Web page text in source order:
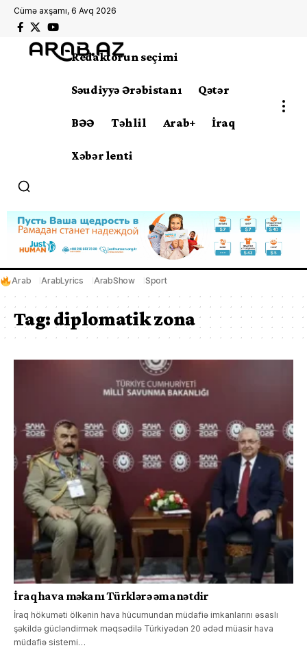
Cümə axşamı, 6 Avq 2026
Redaktorun seçimi
Səudiyyə Ərəbistanı Qətər
BƏƏ Təhlil Arab+ İraq
Xəbər lenti
Arab ArabLyrics ArabShow Sport
Tag:diplomatik zona
İraq hava məkanı Türklərə əmanətdir
İraq hökuməti ölkənin hava hücumundan müdafiə imkanlarını əsaslı
şəkildə gücləndirmək məqsədilə Türkiyədən 20 ədəd müasir hava
müdafiə sistemi…